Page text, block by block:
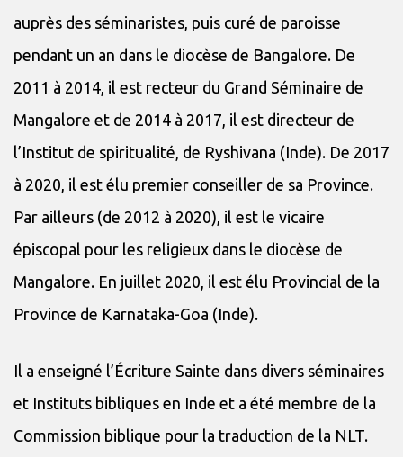
auprès des séminaristes, puis curé de paroisse
pendant un an dans le diocèse de Bangalore. De
2011 à 2014, il est recteur du Grand Séminaire de
Mangalore et de 2014 à 2017, il est directeur de
l’Institut de spiritualité, de Ryshivana (Inde). De 2017
à 2020, il est élu premier conseiller de sa Province.
Par ailleurs (de 2012 à 2020), il est le vicaire
épiscopal pour les religieux dans le diocèse de
Mangalore. En juillet 2020, il est élu Provincial de la
Province de Karnataka-Goa (Inde).
Il a enseigné l’Écriture Sainte dans divers séminaires
et Instituts bibliques en Inde et a été membre de la
Commission biblique pour la traduction de la NLT.